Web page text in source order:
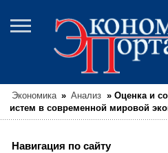
Экономика » Анализ » Оценка и
истем в современной мировой
Навигация по сайту